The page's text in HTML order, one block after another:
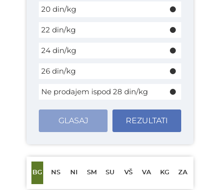
20 din/kg
22 din/kg
24 din/kg
26 din/kg
Ne prodajem ispod 28 din/kg
GLASAJ REZULTATI
BG NS NI SM SU VŠ VA KG ZA